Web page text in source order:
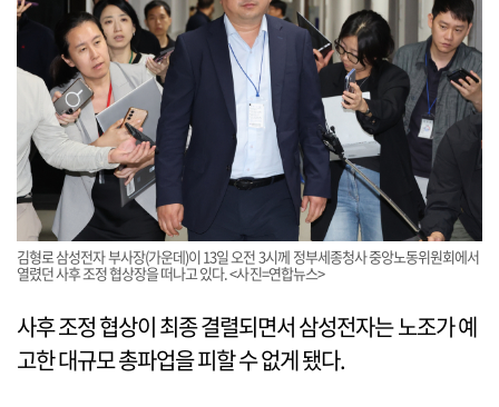
김형로 삼성전자 부사장(가운데)이 13일 오전 3시께 정부세종청사 중앙노동위원회에서
열렸던 사후 조정 협상장을 떠나고 있다. <사진=연합뉴스>
사후 조정 협상이 최종 결렬되면서 삼성전자는 노조가 예
고한 대규모 총파업을 피할 수 없게 됐다.